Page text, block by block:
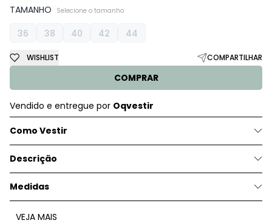
TAMANHO Selecione o tamanho
36 38 40 42 44
COMPRAR
WISHLIST COMPARTILHAR
Vendido e entregue por Oqvestir
Como Vestir
Descrição
Medidas
VEJA MAIS